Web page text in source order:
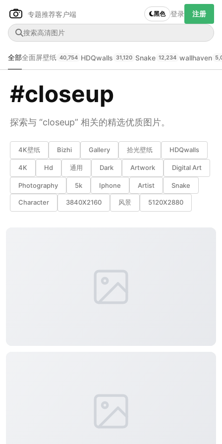
专题推荐客户端 黑色 登录 注册
全部全面屏壁纸 40,754 HDQwalls 31,120 Snake 12,234 wallhaven
#closeup
探索与 “closeup” 相关的精选优质图片。
4K壁纸 Bizhi Gallery 拾光壁纸 HDQwalls
4K Hd 通用 Dark Artwork Digital Art
Photography 5k Iphone Artist Snake
Character 3840X2160 风景 5120X2880
Author Name
查看
--
下载
-- --
主色调
--
发布
未知设备
在主题许可下可免费使用